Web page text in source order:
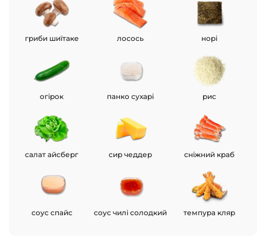
гриби шиїтаке лосось норі
огірок панко сухарі рис
салат айсберг сир чеддер сніжний краб
соус спайс соус чилі солодкий темпура кляр